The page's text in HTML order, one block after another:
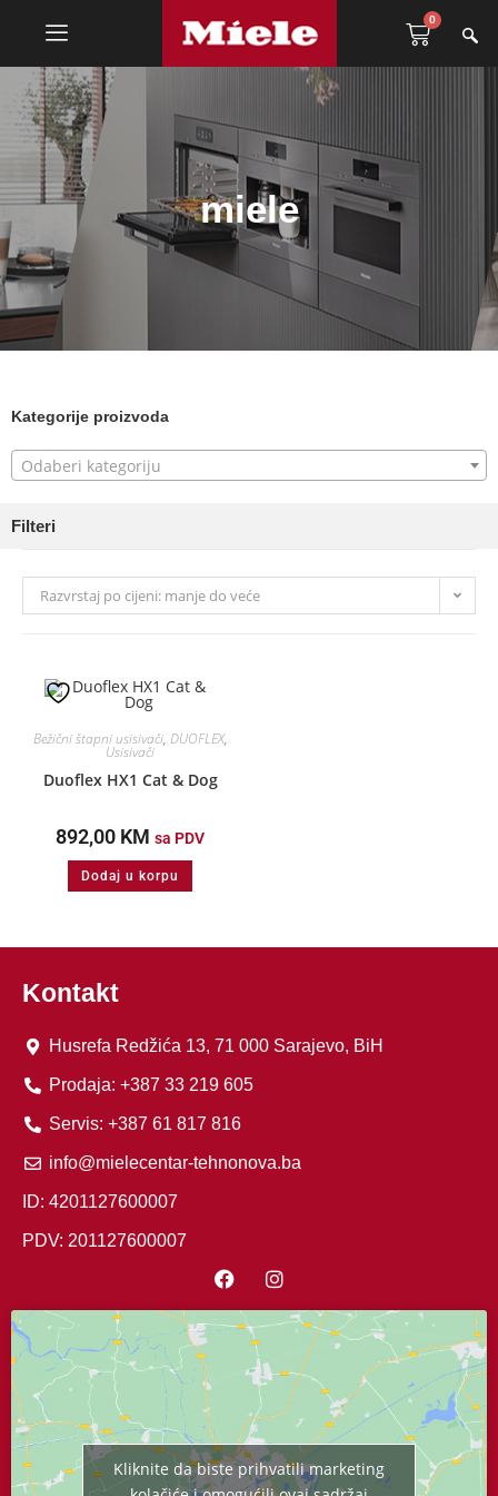
0
miele
Kategorije proizvoda
Odaberi kategoriju
Filteri
Razvrstaj po cijeni: manje do veće
Bežični štapni usisivači, DUOFLEX,
Usisivači
Duoflex HX1 Cat & Dog
892,00 KM sa PDV
Dodaj u korpu
Kliknite da biste prihvatili marketing
Kontakt
Husrefa Redžića 13, 71 000 Sarajevo, BiH
Prodaja: +387 33 219 605
Servis: +387 61 817 816
info@mielecentar-tehnonova.ba
ID: 4201127600007
PDV: 201127600007